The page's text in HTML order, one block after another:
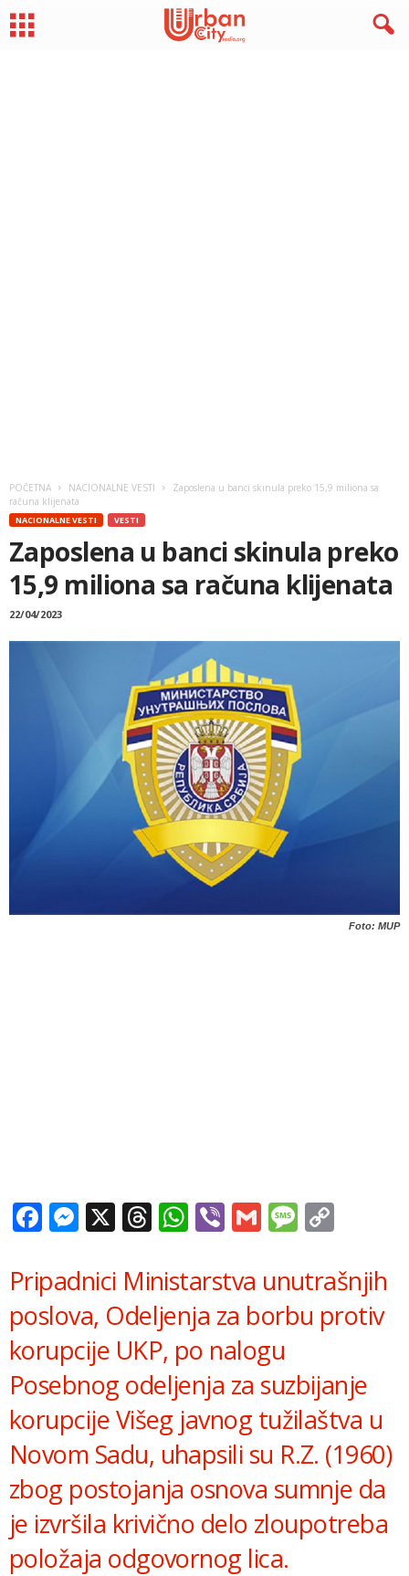
POČETNA NACIONALNE VESTI
Zaposlena u banci skinula preko 15,9 miliona sa
računa klijenata
NACIONALNE VESTI VESTI
Zaposlena u banci skinula preko
15,9 miliona sa računa klijenata
22/04/2023
Foto: MUP
Facebook
Messenger
X Threads
WhatsApp
ViberGmail
Pripadnici Ministarstva unutrašnjih
poslova, Odelјenja za borbu protiv
korupcije UKP, po nalogu
Posebnog odelјenja za suzbijanje
korupcije Višeg javnog tužilaštva u
Novom Sadu, uhapsili su R.Z. (1960)
zbog postojanja osnova sumnje da
je izvršila krivično delo zloupotreba
položaja odgovornog lica.